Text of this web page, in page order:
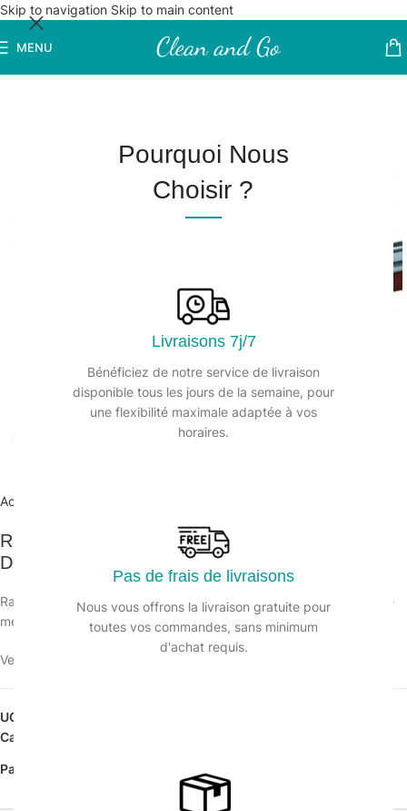
Pourquoi Nous
Choisir ?
Livraisons 7j/7
Bénéficiez de notre service de livraison
disponible tous les jours de la semaine, pour
une flexibilité maximale adaptée à vos
horaires.
Pas de frais de livraisons
Nous vous offrons la livraison gratuite pour
toutes vos commandes, sans minimum
d'achat requis.
Skip to navigation Skip to main content
MENU
Accueil
Raclette sol 55cm mousse caoutchouc rouge /
Douille renforcée
Raclette sol mousse synthétique couleur rouge, Monture renforcée
métal, adaptée à l’industrie.
Veuillez vous connecter pour voir les prix.
UGS :
Catégorie :
Partager: